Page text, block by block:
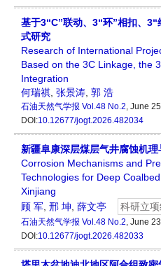
基于3“C”联动、3“环”相扣、
式研究
Research of International
Based on the 3C Linkage, the
Integration
何瑞祺 张景涛 郭 浩
石油天然气学报 Vol.48 No.2, June
DOI:10.12677/jogt.2026.482034
新疆阜康深层煤层气井腐蚀机
Corrosion Mechanisms and
Technologies for Deep
Xinjiang
顾 军 邢 坤 薛文亭 科研立
石油天然气学报 Vol.48 No.2, June
DOI:10.12677/jogt.2026.482033